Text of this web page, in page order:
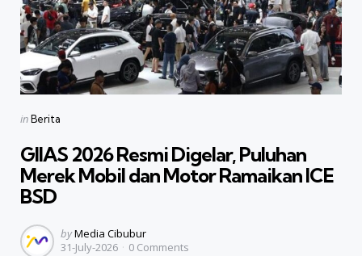
Categories
Posted
inBerita
GIIAS 2026 Resmi Digelar, Puluhan
Merek Mobil dan Motor Ramaikan ICE
BSD
Posted
by
byMedia Cibubur
31-July-2026
0 Comments